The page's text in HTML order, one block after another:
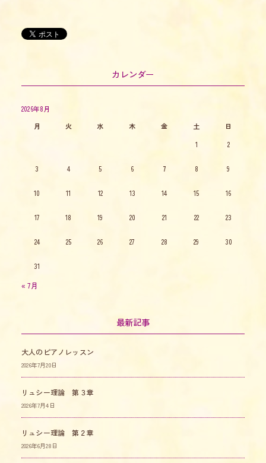
カレンダー
2026年8月
月
火 水 木 金 土
日
1
2
3 4 5 6 7 8 9
10 11 12 13 14 15 16
17 18 19 20 21 22 23
24 25 26 27 28 29 30
31
« 7月
最新記事
大人のピアノレッスン
2026年7月20日
リュシー理論 第３章
2026年7月4日
リュシー理論 第２章
2026年6月28日